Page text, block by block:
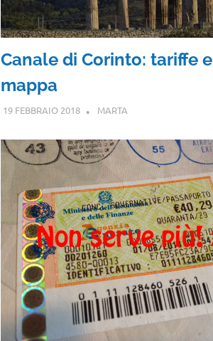
Canale di Corinto: tariffe e
mappa
19 FEBBRAIO 2018 MARTA